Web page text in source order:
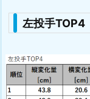
左投手TOP4